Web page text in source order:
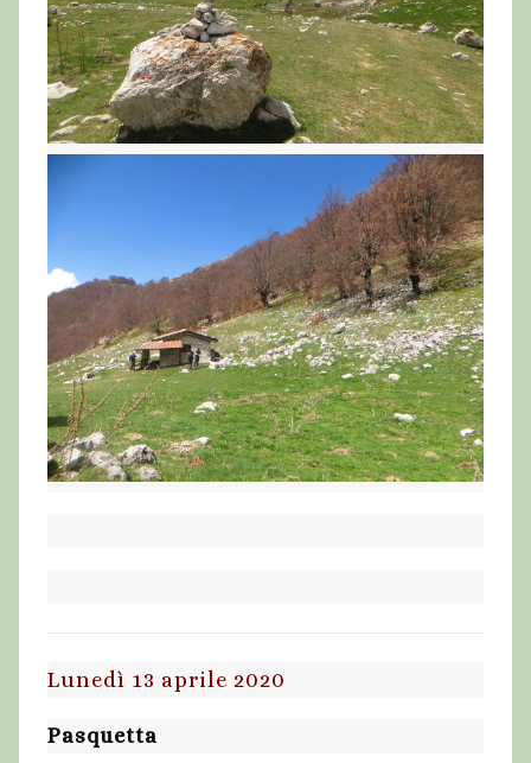
Lunedì 13 aprile 2020
Pasquetta